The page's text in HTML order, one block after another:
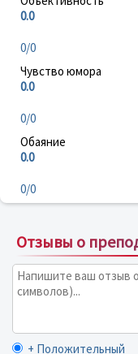
0.0
0/0
Чувство юмора
0.0
0/0
Обаяние
0.0
0/0
Отзывы о
+ Положительный